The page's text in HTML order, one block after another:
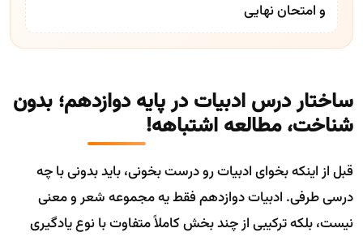
و امتحان نهایی
ساختار درس ادبیات در پایه دوازدهم؛ بدون
شناخت، مطالعه اشتباهه!
قبل از اینکه بخوای ادبیات رو درست بخونی، باید بدونی با چه
درسی طرفی. ادبیات دوازدهم فقط یه مجموعه شعر و معنی
نیست، بلکه ترکیبی از چند بخش کاملاً متفاوت با نوع یادگیری